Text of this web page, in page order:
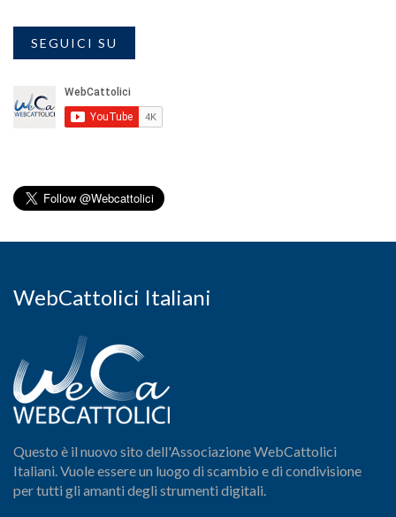
SEGUICI SU
WebCattolici Italiani
Questo è il nuovo sito dell'Associazione WebCattolici
Italiani. Vuole essere un luogo di scambio e di condivisione
per tutti gli amanti degli strumenti digitali.